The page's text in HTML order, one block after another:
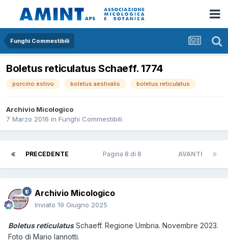
Funghi Commestibili
Boletus reticulatus Schaeff. 1774
porcino estivo boletus aestivalis boletus reticulatus
Archivio Micologico
7 Marzo 2016 in Funghi Commestibili
PRECEDENTE AVANTI
Pagina 8 di 8
Archivio Micologico
Inviato 19 Giugno 2025
Boletus reticulatus Schaeff. Regione Umbria. Novembre 2023.
Foto di Mario Iannotti.